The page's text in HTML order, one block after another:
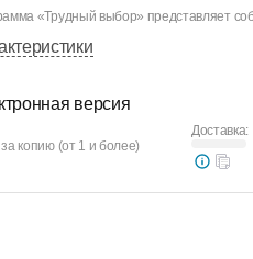
«Трудный выбор» представляет
версия
копию (от 1 и более)
Доставка: